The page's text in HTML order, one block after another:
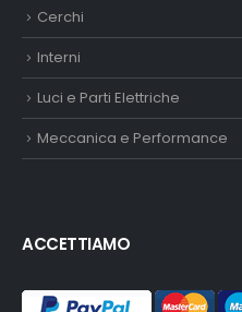
Cerchi
Interni
Luci e Parti Elettriche
Meccanica e Performance
ACCETTIAMO